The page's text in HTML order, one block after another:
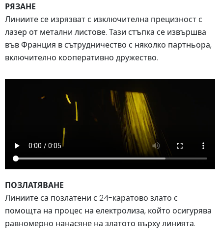
РЯЗАНЕ
Линиите се изрязват с изключителна прецизност с
лазер от метални листове. Тази стъпка се извършва
във Франция в сътрудничество с няколко партньора,
включително кооперативно дружество.
ПОЗЛАТЯВАНЕ
Линиите са позлатени с 24-каратово злато с
помощта на процес на електролиза, който осигурява
равномерно нанасяне на златото върху линията.